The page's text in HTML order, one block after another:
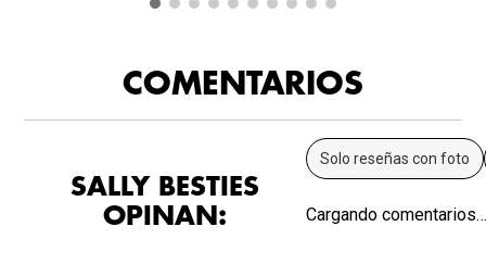
COMENTARIOS
SALLY BESTIES
OPINAN:
Solo reseñas con foto
Cargando